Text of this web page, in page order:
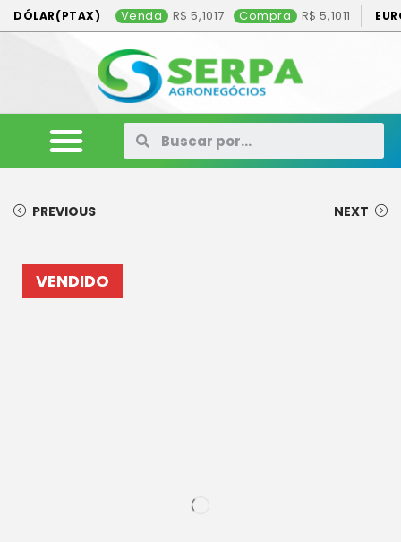
DÓLAR(PTAX) Venda 5,1017 Compra 5,1011
PREVIOUS NEXT
VENDIDO